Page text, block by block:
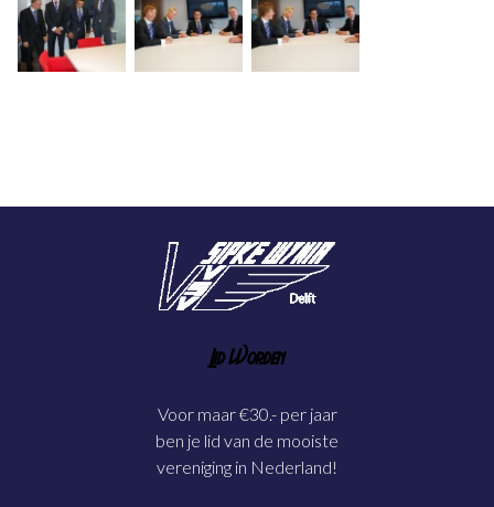
Lid Worden
Voor maar €30.- per jaar
ben je lid van de mooiste
vereniging in Nederland!